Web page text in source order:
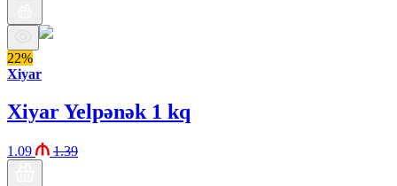
22%
Xiyar
Xiyar Yelpənək 1 kq
1.09 1.39